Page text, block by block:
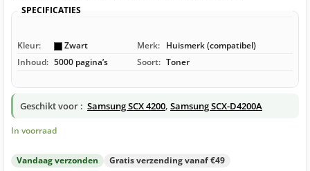
SPECIFICATIES
Kleur: Zwart Merk: Huismerk (compatibel)
Inhoud: 5000 pagina’s Soort: Toner
Geschikt voor : Samsung SCX 4200, Samsung SCX-D4200A
In voorraad
Vandaag verzonden Gratis verzending vanaf €49